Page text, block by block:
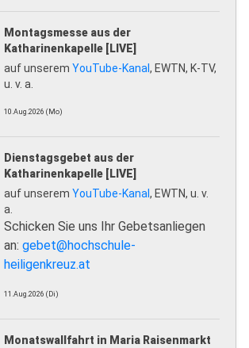
Montagsmesse aus der
Katharinenkapelle [LIVE]
auf unserem YouTube-Kanal, EWTN, K-TV,
u. v. a.
10.Aug.2026 (Mo)
Dienstagsgebet aus der
Katharinenkapelle [LIVE]
auf unserem YouTube-Kanal, EWTN, u. v.
a.
Schicken Sie uns Ihr Gebetsanliegen
an: gebet@hochschule-
heiligenkreuz.at
11.Aug.2026 (Di)
Monatswallfahrt in Maria Raisenmarkt